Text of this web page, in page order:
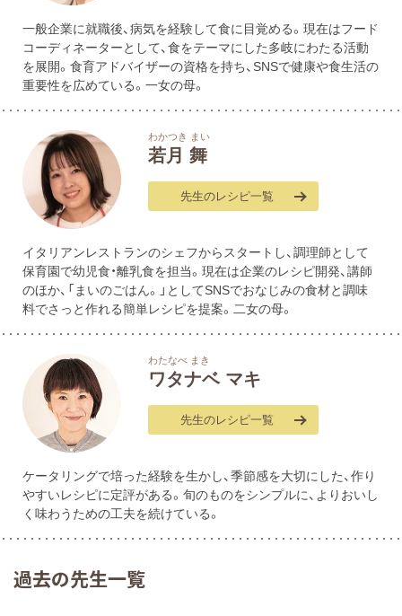
一般企業に就職後、病気を経験して食に目覚める。現在はフード
コーディネーターとして、食をテーマにした多岐にわたる活動
を展開。食育アドバイザーの資格を持ち、SNSで健康や食生活の
重要性を広めている。一女の母。
わかつき まい
若月 舞
先生のレシピ一覧
イタリアンレストランのシェフからスタートし、調理師として
保育園で幼児食・離乳食を担当。現在は企業のレシピ開発、講師
のほか、「まいのごはん。」としてSNSでおなじみの食材と調味
料でさっと作れる簡単レシピを提案。二女の母。
わたなべ まき
ワタナベ マキ
先生のレシピ一覧
ケータリングで培った経験を生かし、季節感を大切にした、作り
やすいレシピに定評がある。旬のものをシンプルに、よりおいし
く味わうための工夫を続けている。
過去の先生一覧